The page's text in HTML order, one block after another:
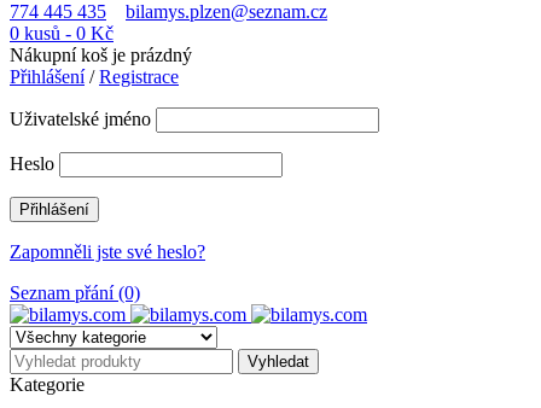
774 445 435
bilamys.plzen@seznam.cz
0 kusů - 0 Kč
Nákupní koš je prázdný
Přihlášení/Registrace
Uživatelské jméno
Heslo
Zapomněli jste své heslo?
Seznam přání (0)
Kategorie